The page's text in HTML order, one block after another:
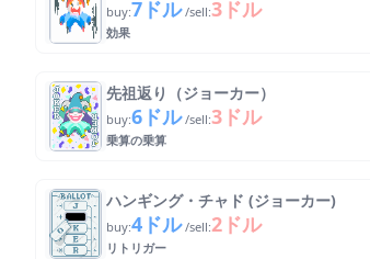
buy:7ドル /sell:3ドル
効果
先祖返り（ジョーカー）
buy:6ドル /sell:3ドル
乗算の乗算
ハンギング・チャド (ジョーカー)
buy:4ドル /sell:2ドル
リトリガー